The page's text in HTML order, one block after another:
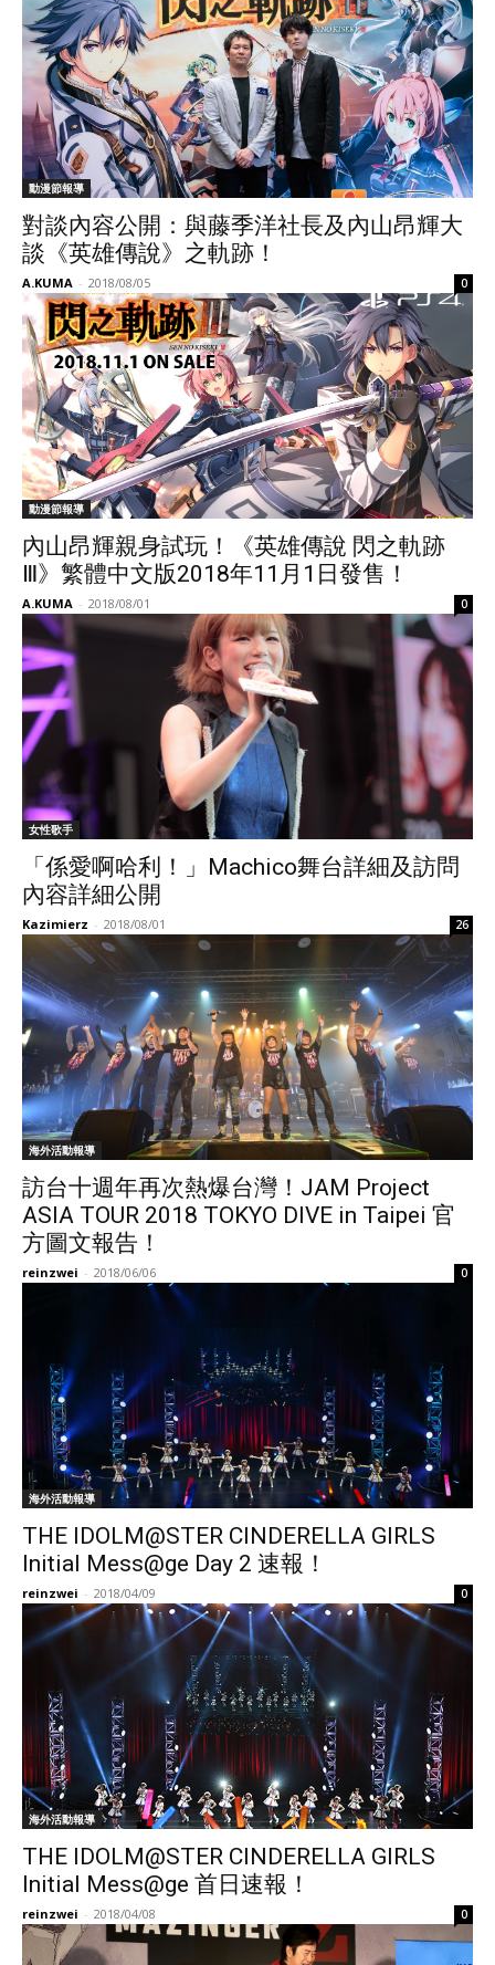
動漫節報導
對談內容公開：與藤季洋社長及內山昂輝大
談《英雄傳說》之軌跡！
A.KUMA - 2018/08/05 0
動漫節報導
內山昂輝親身試玩！《英雄傳說 閃之軌跡
Ⅲ》繁體中文版2018年11月1日發售！
A.KUMA - 2018/08/01 0
女性歌手
「係愛啊哈利！」Machico舞台詳細及訪問
內容詳細公開
Kazimierz - 2018/08/01 26
海外活動報導
訪台十週年再次熱爆台灣！JAM Project
ASIA TOUR 2018 TOKYO DIVE in Taipei 官
方圖文報告！
reinzwei - 2018/06/06 0
海外活動報導
THE IDOLM@STER CINDERELLA GIRLS
Initial Mess@ge Day 2 速報！
reinzwei - 2018/04/09 0
海外活動報導
THE IDOLM@STER CINDERELLA GIRLS
Initial Mess@ge 首日速報！
reinzwei - 2018/04/08 0